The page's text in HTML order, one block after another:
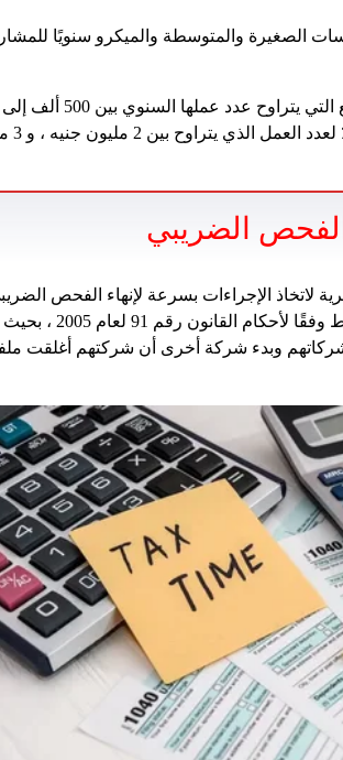
الضريبي
لاتخاذ الإجراءات بسرعة لإنهاء الفحص
والمغادرة ، في
وبدء شركة أخرى أن شركتهم أغلقت